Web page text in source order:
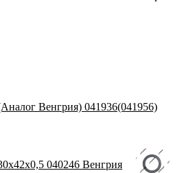
Венгрия) 041936(041956)
040246 Венгрия